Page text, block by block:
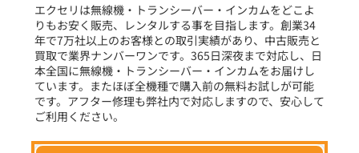
選択条件をリセット
エクセリは無線機・トランシーバー・インカムをどこよ
りもお安く販売、レンタルする事を目指します。創業34
年で7万社以上のお客様との取引実績があり、中古販売と
買取で業界ナンバーワンです。365日深夜まで対応し、日
本全国に無線機・トランシーバー・インカムをお届けし
ています。またほぼ全機種で購入前の無料お試しが可能
です。アフター修理も弊社内で対応しますので、安心して
ご利用ください。